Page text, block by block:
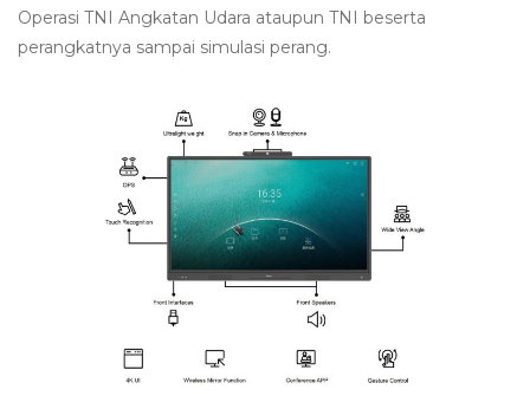
Operasi TNI Angkatan Udara ataupun TNI beserta
perangkatnya sampai simulasi perang.